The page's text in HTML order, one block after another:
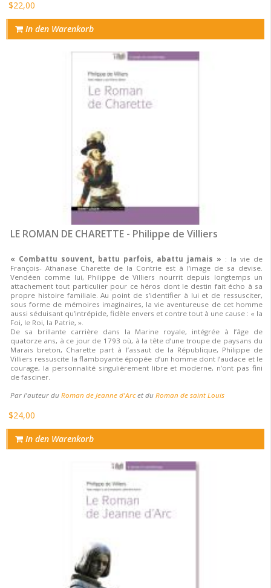
$22,00
In den Warenkorb
LE ROMAN DE CHARETTE - Philippe de Villiers
« Combattu souvent, battu parfois, abattu jamais » : la vie de
François- Athanase Charette de la Contrie est à l’image de sa devise.
Vendéen comme lui, Philippe de Villiers nourrit depuis longtemps un
attachement tout particulier pour ce héros dont le destin fait écho à sa
propre histoire familiale. Au point de s’identifier à lui et de ressusciter,
sous forme de mémoires imaginaires, la vie aventureuse de cet homme
aussi séduisant qu’intrépide, fidèle envers et contre tout à une cause : « la
Foi, le Roi, la Patrie, ».
De sa brillante carrière dans la Marine royale, intégrée à l’âge de
quatorze ans, à ce jour de 1793 où, à la tête d’une troupe de paysans du
Marais breton, Charette part à l’assaut de la République, Philippe de
Villiers ressuscite la flamboyante épopée d’un homme dont l’audace et le
courage, la personnalité singulièrement libre et moderne, n’ont pas fini
de fasciner.
Par l'auteur du Roman de Jeanne d'Arcet du Roman de saint Louis
$24,00
In den Warenkorb